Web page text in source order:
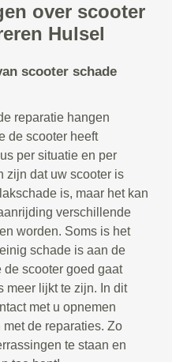
over scooter
Hulsel
scooter schade
reparatie hangen
de scooter heeft
per situatie en per
zijn dat uw scooter is
is, maar het kan
verschillende
worden. Soms is het
schade is aan de
scooter goed gaat
meer lijkt te zijn. In dit
met u opnemen
de reparaties. Zo
te staan en